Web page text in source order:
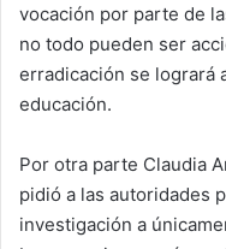
vocación por parte de
no todo pueden ser
erradicación se logrará
educación.
Por otra parte Claudia
pidió a las autoridades
investigación a